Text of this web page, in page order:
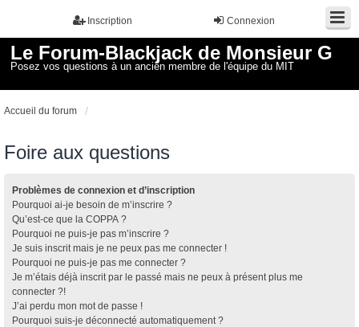
Connexion
Inscription
Le Forum-Blackjack de Monsieur G
Posez vos questions à un ancien membre de l'équipe du MIT
Accueil du forum
Foire aux questions
Problèmes de connexion et d’inscription
Pourquoi ai-je besoin de m’inscrire ?
Qu’est-ce que la COPPA ?
Pourquoi ne puis-je pas m’inscrire ?
Je suis inscrit mais je ne peux pas me connecter !
Pourquoi ne puis-je pas me connecter ?
Je m’étais déjà inscrit par le passé mais ne peux à présent plus me
connecter ?!
J’ai perdu mon mot de passe !
Pourquoi suis-je déconnecté automatiquement ?